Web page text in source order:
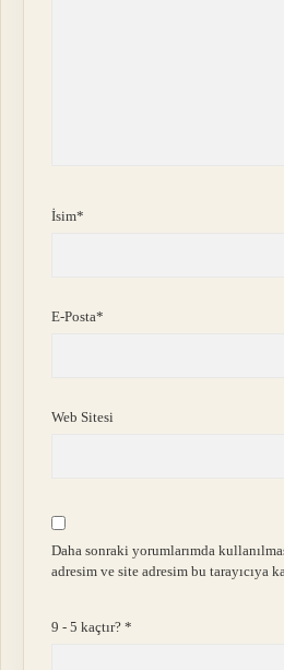
İsim*
E-Posta*
Web Sitesi
Daha sonraki yorumlarımda
adresim ve site adresim bu tarayıcıya
9 - 5 kaçtır?*